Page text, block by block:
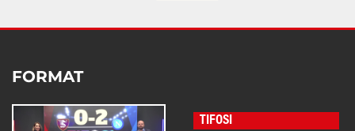
FORMAT
TIFOSI